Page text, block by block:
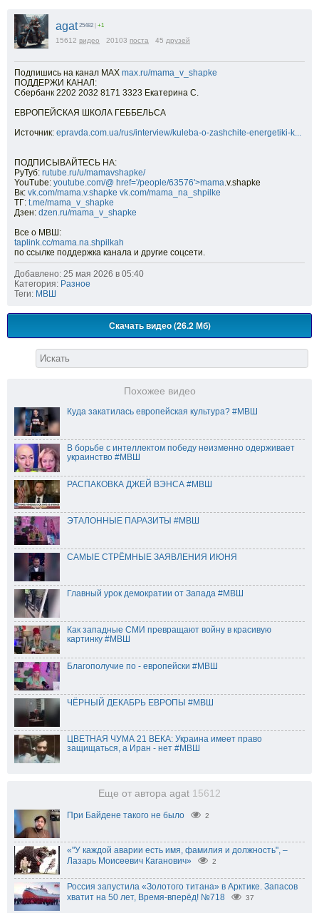
agat 25482 +1
15612 видео 20103 поста 45 друзей
Подпишись на канал МАХ max.ru/mama_v_shapke
ПОДДЕРЖИ КАНАЛ:
Сбербанк 2202 2032 8171 3323 Екатерина С.
ЕВРОПЕЙСКАЯ ШКОЛА ГЕББЕЛЬСА
Источник: epravda.com.ua/rus/interview/kuleba-o-zashchite-energetiki-k...
ПОДПИСЫВАЙТЕСЬ НА:
РуТуб: rutube.ru/u/mamavshapke/
YouTube: youtube.com/@ href='/people/63576'>mama.v.shapke
Вк: vk.com/mama.v.shapke vk.com/mama_na_shpilke
ТГ: t.me/mama_v_shapke
Дзен: dzen.ru/mama_v_shapke
Все о МВШ:
taplink.cc/mama.na.shpilkah
по ссылке поддержка канала и другие соцсети.
Добавлено: 25 мая 2026 в 05:40
Категория: Разное
Теги: МВШ
Скачать видео (26.2 Мб)
Похожее видео
Куда закатилась европейская культура? #МВШ
В борьбе с интеллектом победу неизменно одерживает
украинство #МВШ
РАСПАКОВКА ДЖЕЙ ВЭНСА #МВШ
ЭТАЛОННЫЕ ПАРАЗИТЫ #МВШ
САМЫЕ СТРЁМНЫЕ ЗАЯВЛЕНИЯ ИЮНЯ
Главный урок демократии от Запада #МВШ
Как западные СМИ превращают войну в красивую
картинку #МВШ
Благополучие по - европейски #МВШ
ЧЁРНЫЙ ДЕКАБРЬ ЕВРОПЫ #МВШ
ЦВЕТНАЯ ЧУМА 21 ВЕКА: Украина имеет право
защищаться, а Иран - нет #МВШ
Еще от автора agat 15612
При Байдене такого не было 2
«"У каждой аварии есть имя, фамилия и должность", –
Лазарь Моисеевич Каганович»
2
Россия запустила «Золотого титана» в Арктике. Запасов
хватит на 50 лет, Время-вперёд! №718
37